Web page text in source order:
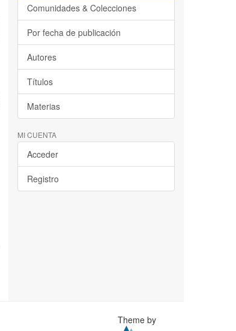
Comunidades & Colecciones
Por fecha de publicación
Autores
Títulos
Materias
MI CUENTA
Acceder
Registro
Theme by